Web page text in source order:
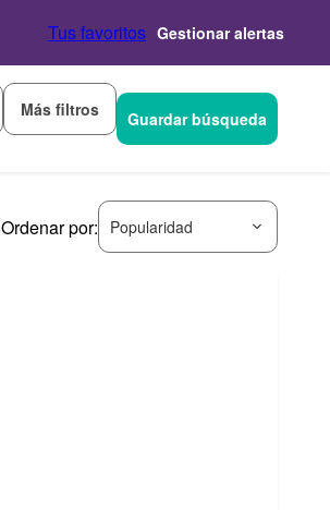
Tus favoritos Gestionar alertas
Más filtros Guardar búsqueda
Ordenar por: Popularidad